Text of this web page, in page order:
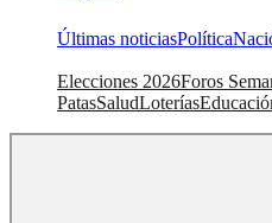
Últimas noticiasPolítica
Elecciones 2026Foros
PatasSaludLoterías